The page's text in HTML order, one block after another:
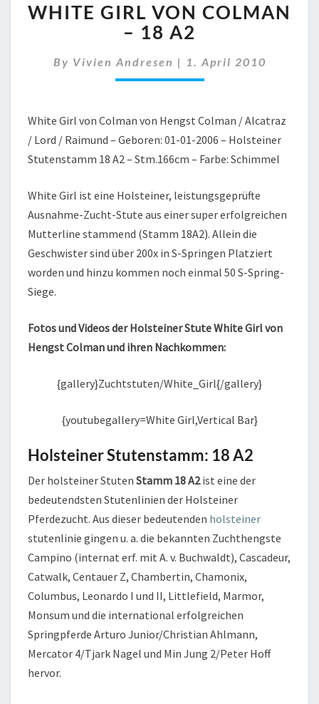
GIRL
VON
COLMAN
–
WHITE GIRL VON COLMAN
– 18 A2
By Vivien Andresen | 1. April 2010
White Girl von Colman von Hengst Colman / Alcatraz
/ Lord / Raimund – Geboren: 01-01-2006 – Holsteiner
Stutenstamm 18 A2 – Stm.166cm – Farbe: Schimmel
White Girl ist eine Holsteiner, leistungsgeprüfte
Ausnahme-Zucht-Stute aus einer super erfolgreichen
Mutterline stammend (Stamm 18A2). Allein die
Geschwister sind über 200x in S-Springen Platziert
worden und hinzu kommen noch einmal 50 S-Spring-
Siege.
Fotos und Videos der Holsteiner Stute White Girl von
Hengst Colman und ihren Nachkommen:
{gallery}Zuchtstuten/White_Girl{/gallery}
{youtubegallery=White Girl,Vertical Bar}
Holsteiner Stutenstamm: 18 A2
Der holsteiner Stuten Stamm 18 A2ist eine der
bedeutendsten Stutenlinien der Holsteiner
Pferdezucht. Aus dieser bedeutenden holsteiner
stutenlinie gingen u. a. die bekannten Zuchthengste
Campino (internat erf. mit A. v. Buchwaldt), Cascadeur,
Catwalk, Centauer Z, Chambertin, Chamonix,
Columbus, Leonardo I und II, Littlefield, Marmor,
Monsum und die international erfolgreichen
Springpferde Arturo Junior/Christian Ahlmann,
Mercator 4/Tjark Nagel und Min Jung 2/Peter Hoff
hervor.